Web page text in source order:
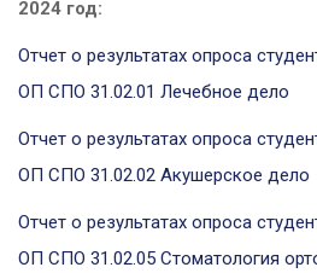
2024 год:
Отчет о результатах опроса
ОП СПО 31.02.01 Лечебное дело
Отчет о результатах опроса
ОП СПО 31.02.02 Акушерское дело
Отчет о результатах опроса
ОП СПО 31.02.05 Стоматология